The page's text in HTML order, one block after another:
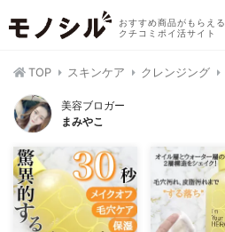
おすすめ商品がもらえる
クチコミポイ活サイト
TOP スキンケア クレンジング
美容ブロガー
まみやこ